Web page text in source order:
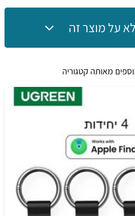
על מוצר זה
מאותה קטגוריה